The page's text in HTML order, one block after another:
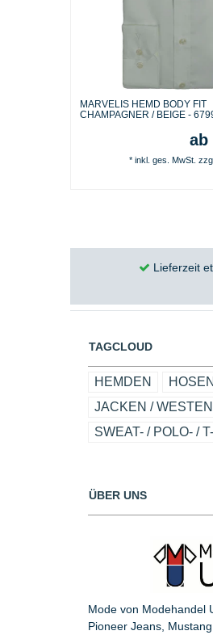
MARVELIS HEMD BODY FIT
CHAMPAGNER / BEIGE -
ab
* inkl. ges. MwSt.
Lieferzeit
TAGCLOUD
HEMDEN HOSEN
JACKEN / WESTEN
SWEAT- / POLO- /
ÜBER UNS
Mode von Modehandel
Pioneer Jeans,